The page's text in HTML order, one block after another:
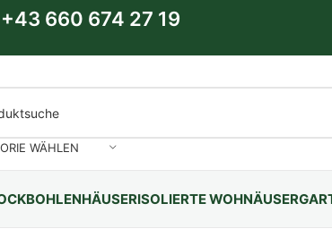
+43 660 674 27 19
WÄHLEN
ISOLIERTE WOHNÄUSER